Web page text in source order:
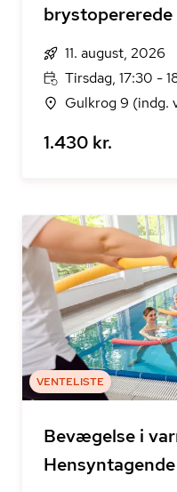
brystopererede
11. august, 2026
Tirsdag, 17:30 -
Gulkrog 9 (indg.
1.430 kr.
VENTELISTE
Bevægelse i
Hensyntagende